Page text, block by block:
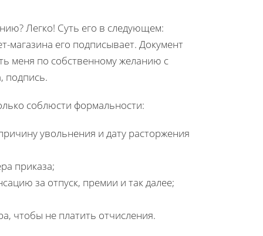
Легко! Суть его в следующем:
магазина его подписывает. Документ
меня по собственному желанию с
подпись.
соблюсти формальности:
увольнения и дату расторжения
приказа;
за отпуск, премии и так далее;
чтобы не платить отчисления.